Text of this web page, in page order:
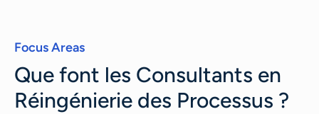
Focus Areas
Que font les Consultants en
Réingénierie des Processus ?